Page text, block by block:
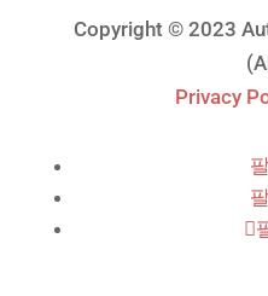
Copyright © 2023
Privacy